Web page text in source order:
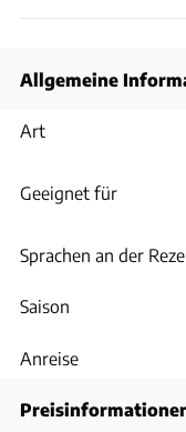
Allgemeine
Art
Geeignet für
Sprachen an der
Saison
Anreise